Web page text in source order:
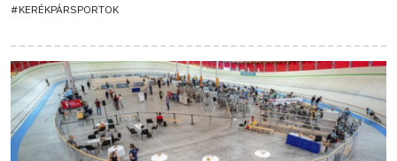
#KERÉKPÁRSPORTOK